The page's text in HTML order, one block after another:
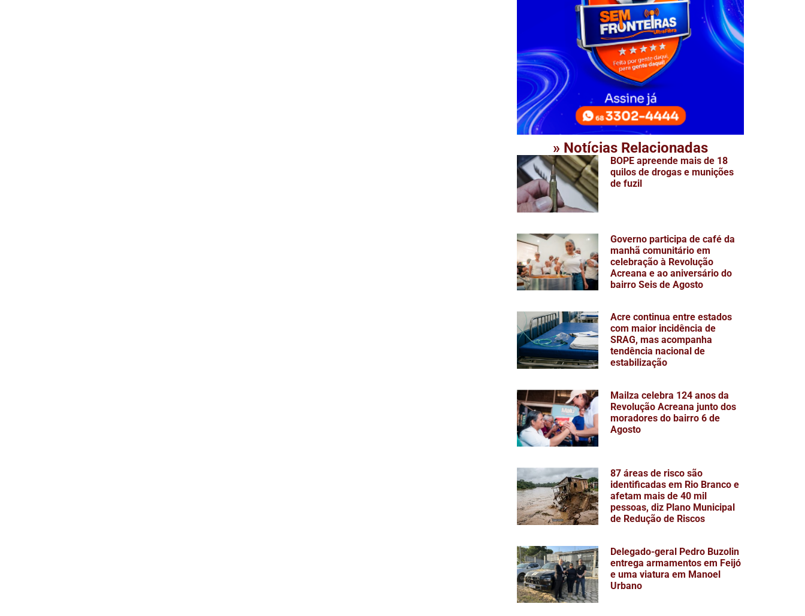
» Notícias Relacionadas
BOPE apreende mais de 18
quilos de drogas e munições
de fuzil
Governo participa de café da
manhã comunitário em
celebração à Revolução
Acreana e ao aniversário do
bairro Seis de Agosto
Acre continua entre estados
com maior incidência de
SRAG, mas acompanha
tendência nacional de
estabilização
Mailza celebra 124 anos da
Revolução Acreana junto dos
moradores do bairro 6 de
Agosto
87 áreas de risco são
identificadas em Rio Branco e
afetam mais de 40 mil
pessoas, diz Plano Municipal
de Redução de Riscos
Delegado-geral Pedro Buzolin
entrega armamentos em Feijó
e uma viatura em Manoel
Urbano